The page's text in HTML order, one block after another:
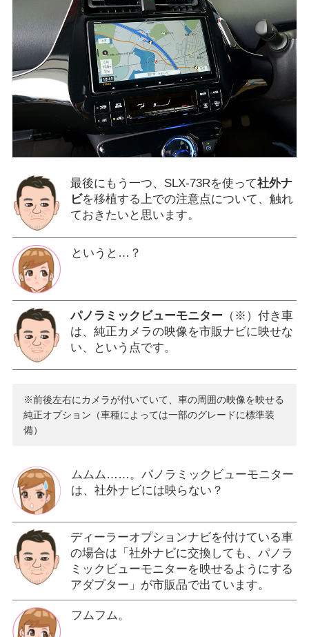
最後にもう一つ、SLX-73Rを使って社外ナ
ビを移植する上での注意点について、触れ
ておきたいと思います。
というと…？
パノラミックビューモニター（※）付き車
は、純正カメラの映像を市販ナビに映せな
い、という点です。
※前後左右にカメラが付いていて、車の周囲の映像を映せる
純正オプション（車種によっては一部のグレードに標準装
備）
ムムム……。パノラミックビューモニター
は、社外ナビには映らない？
ディーラーオプションナビを付けている車
の場合は「社外ナビに交換しても、パノラ
ミックビューモニターを映せるようにする
アダプター」が市販品で出ています。
フムフム。